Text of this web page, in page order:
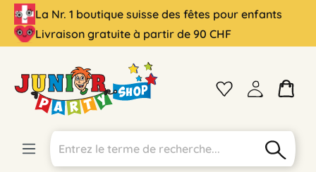
principal
La Nr. 1 boutique suisse des fêtes pour enfants
Livraison gratuite à partir de 90 CHF